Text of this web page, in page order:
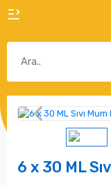
6 x 30 ML